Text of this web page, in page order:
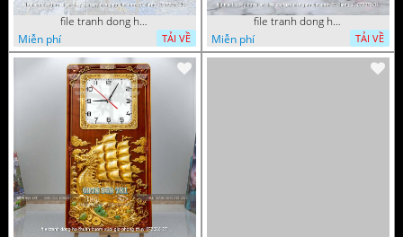
file tranh dong ho tri an thay co ngay nha giao viet nam 20 thang 11 072026 16
Miễn phí
TẢI VỀ
file tranh dong ho tri an thay co ngay nha giao viet nam 20 thang 11 072026 01
Miễn phí
TẢI VỀ